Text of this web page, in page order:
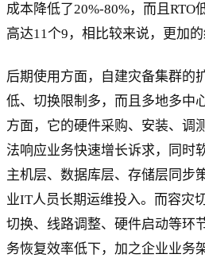
成本降低了20%-80%，而且RTO
高达11个9，相比较来说，更加的
后期使用方面，自建灾备集群的
低、切换限制多，而且多地多中
方面，它的硬件采购、安装、调
法响应业务快速增长诉求，同时
主机层、数据库层、存储层同步
业IT人员长期运维投入。而容灾
切换、线路调整、硬件启动等环
务恢复效率低下，加之企业业务